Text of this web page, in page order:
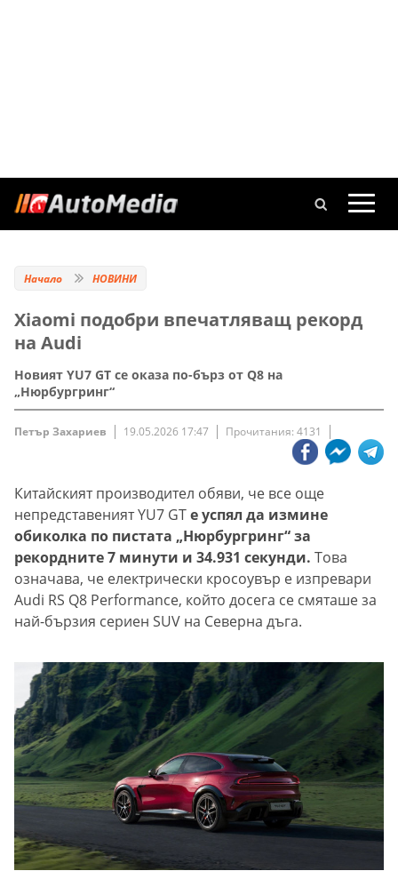
Начало НОВИНИ
Xiaomi подобри впечатляващ рекорд
на Audi
Новият YU7 GT се оказа по-бърз от Q8 на
„Нюрбургринг“
Петър Захариев 19.05.2026 17:47 Прочитания: 4131
Китайският производител обяви, че все още
непредставеният YU7 GTе успял да измине
обиколка по пистата „Нюрбургринг“ за
рекордните 7 минути и 34.931 секунди. Това
означава, че електрически кросоувър е изпревари
Audi RS Q8 Performance, който досега се смяташе за
най-бързия сериен SUV на Северна дъга.